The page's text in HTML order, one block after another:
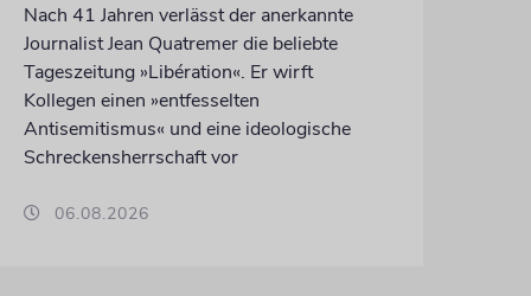
Nach 41 Jahren verlässt der anerkannte
Journalist Jean Quatremer die beliebte
Tageszeitung »Libération«. Er wirft
Kollegen einen »entfesselten
Antisemitismus« und eine ideologische
Schreckensherrschaft vor
06.08.2026